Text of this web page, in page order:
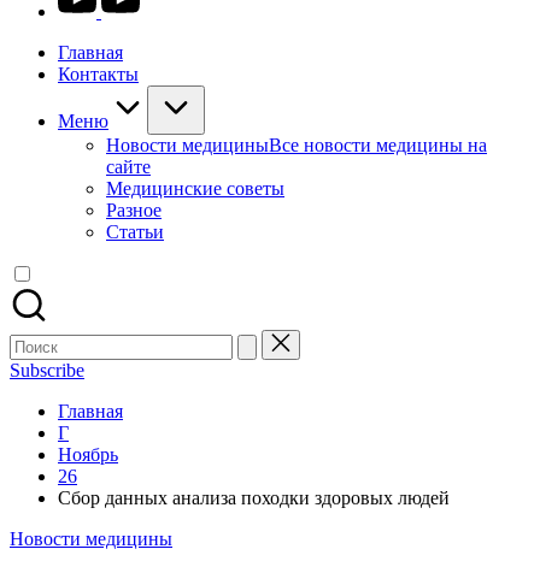
Главная
Контакты
Меню
Новости медициныВсе новости медицины на
сайте
Медицинские советы
Разное
Статьи
Поиск
для:
Subscribe
Главная
Г
Ноябрь
26
Сбор данных анализа походки здоровых людей
Опубликовано
Новости медицины